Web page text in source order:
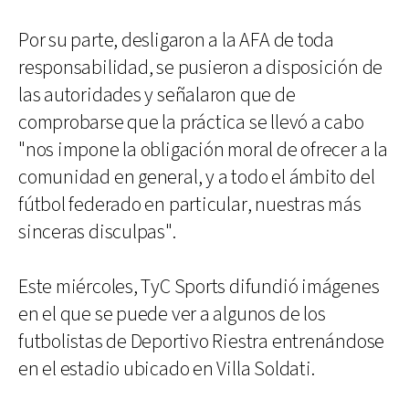
Por su parte, desligaron a la AFA de toda
responsabilidad, se pusieron a disposición de
las autoridades y señalaron que de
comprobarse que la práctica se llevó a cabo
"nos impone la obligación moral de ofrecer a la
comunidad en general, y a todo el ámbito del
fútbol federado en particular, nuestras más
sinceras disculpas".
Este miércoles, TyC Sports difundió imágenes
en el que se puede ver a algunos de los
futbolistas de Deportivo Riestra entrenándose
en el estadio ubicado en Villa Soldati.